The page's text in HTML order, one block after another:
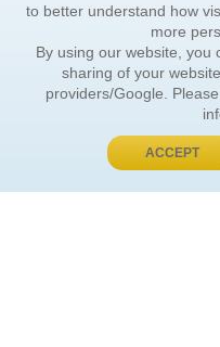
BUY
to better understand how
more
By using our website, you
sharing of your
providers/Google.
ACCEPT